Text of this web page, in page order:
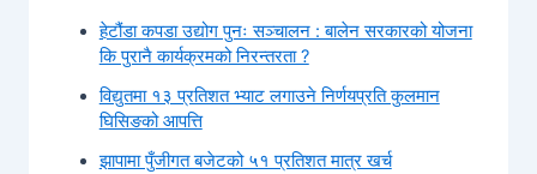
हेटौंडा कपडा उद्योग पुनः सञ्चालन : बालेन सरकारको योजना
कि पुरानै कार्यक्रमको निरन्तरता ?
विद्युतमा १३ प्रतिशत भ्याट लगाउने निर्णयप्रति कुलमान
घिसिङको आपत्ति
झापामा पुँजीगत बजेटको ५१ प्रतिशत मात्र खर्च